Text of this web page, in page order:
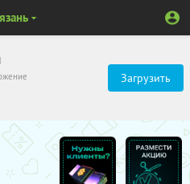
Загрузить